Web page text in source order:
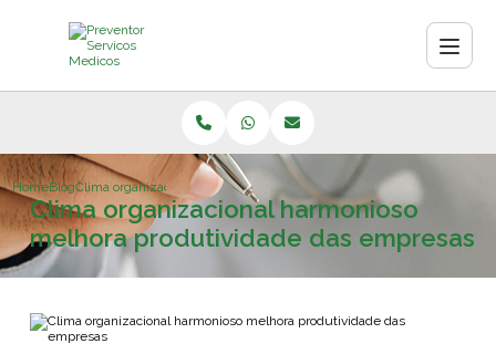
HomeBlogClima organizacional harmonioso melhora produtividade das empresas
Clima organizacional harmonioso
melhora produtividade das empresas